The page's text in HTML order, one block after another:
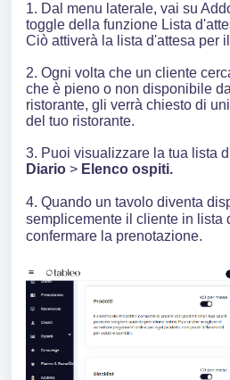
1. Dal menu laterale, vai su
toggle della funzione Lista
Ciò attiverà la lista d'attesa per
2. Ogni volta che un cliente
che è pieno o non disponibile
ristorante, gli verrà chiesto di
del tuo ristorante.
3. Puoi visualizzare la tua lista
Diario > Elenco ospiti.
4. Quando un tavolo diventa
semplicemente il cliente in lista
confermare la prenotazione.